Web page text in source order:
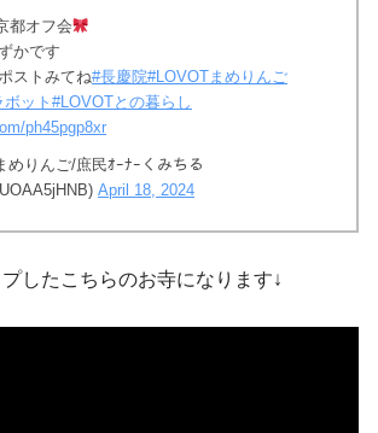
都オフ会
かです
ストみてね#長慶院#LOVOTまめりんご
ボット #LOVOTとの暮らし
ph45pgp8xr
りんご/庶民ｵｰﾅｰくみちる
April 18, 2024
したこちらのお寺になります↓